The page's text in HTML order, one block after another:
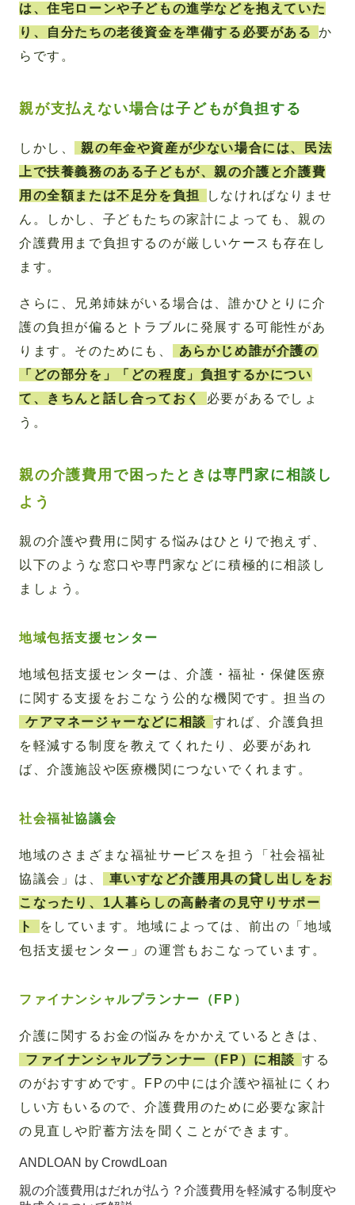
は、住宅ローンや子どもの進学などを抱えていた
り、自分たちの老後資金を準備する必要がある
か
らです。
親が支払えない場合は子どもが負担する
しかし、
親の年金や資産が少ない場合には、民法
上で扶養義務のある子どもが、親の介護と介護費
用の全額または不足分を負担
しなければなりませ
ん。しかし、子どもたちの家計によっても、親の
介護費用まで負担するのが厳しいケースも存在し
ます。
さらに、兄弟姉妹がいる場合は、誰かひとりに介
護の負担が偏るとトラブルに発展する可能性があ
ります。そのためにも、
あらかじめ誰が介護の
「どの部分を」「どの程度」負担するかについ
て、きちんと話し合っておく
必要があるでしょ
う。
親の介護費用で困ったときは専門家に相談し
よう
親の介護や費用に関する悩みはひとりで抱えず、
以下のような窓口や専門家などに積極的に相談し
ましょう。
地域包括支援センター
地域包括支援センターは、介護・福祉・保健医療
に関する支援をおこなう公的な機関です。担当の
ケアマネージャーなどに相談 すれば、介護負担
を軽減する制度を教えてくれたり、必要があれ
ば、介護施設や医療機関につないでくれます。
社会福祉協議会
地域のさまざまな福祉サービスを担う「社会福祉
協議会」は、
車いすなど介護用具の貸し出しをお
こなったり、1人暮らしの高齢者の見守りサポー
ト
をしています。地域によっては、前出の「地域
包括支援センター」の運営もおこなっています。
ファイナンシャルプランナー（FP）
介護に関するお金の悩みをかかえているときは、
ファイナンシャルプランナー（FP）に相談 する
のがおすすめです。FPの中には介護や福祉にくわ
しい方もいるので、介護費用のために必要な家計
の見直しや貯蓄方法を聞くことができます。
ANDLOAN by CrowdLoan
親の介護費用はだれが払う？介護費用を軽減する制度や